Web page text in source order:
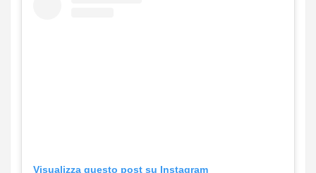
Visualizza questo post su Instagram